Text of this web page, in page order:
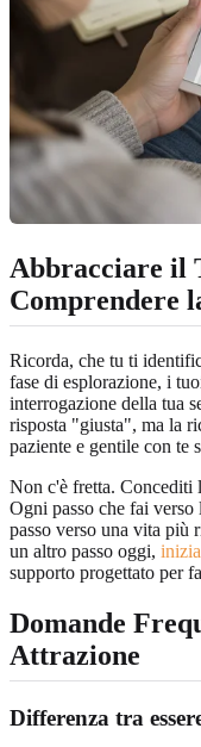
Abbracciare il
Comprendere
Ricorda, che tu ti
fase di esplorazione, i
interrogazione della tua
risposta "giusta", ma la
paziente e gentile con te
Non c'è fretta. Concediti
Ogni passo che fai verso
passo verso una vita più
un altro passo oggi,
supporto progettato per
Domande
Attrazione
Differenza tra